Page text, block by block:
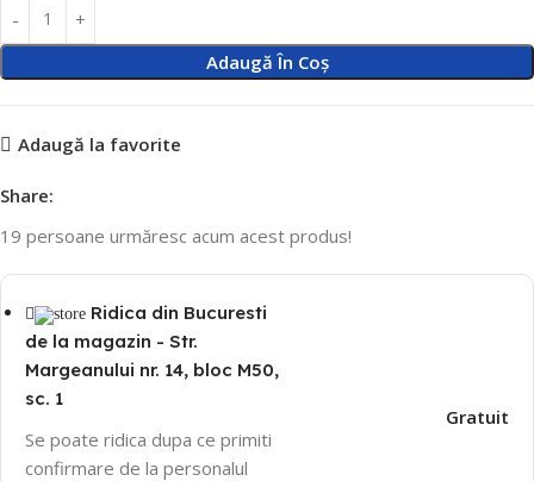
Adaugă În Coș
Adaugă la favorite
Share:
19 persoane urmăresc acum acest produs!
Ridica din Bucuresti
de la magazin - Str.
Margeanului nr. 14, bloc M50,
sc. 1
Se poate ridica dupa ce primiti
confirmare de la personalul
Gratuit